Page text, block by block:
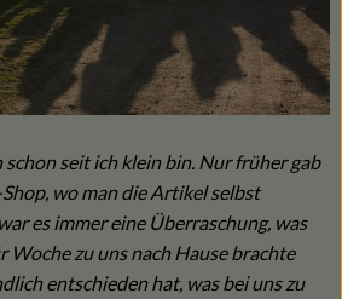
seit ich klein bin. Nur früher gab
wo man die Artikel selbst
es immer eine Überraschung, was
Woche zu uns nach Hause brachte
entschieden hat, was bei uns zu